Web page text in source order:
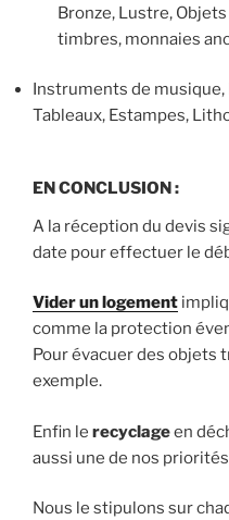
Bronze, Lustre,
timbres, monnaies
Instruments de musique,
Tableaux, Estampes,
EN CONCLUSION :
A la réception du devis
date pour effectuer le
Vider un logement
comme la protection
Pour évacuer des objets
exemple.
Enfin le recyclageen
aussi une de nos
Nous le stipulons sur